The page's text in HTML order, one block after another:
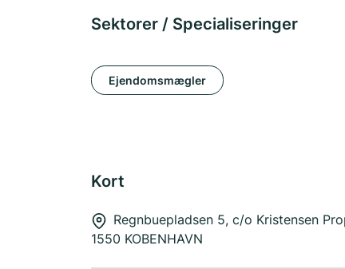
Sektorer / Specialiseringer
Ejendomsmægler
Kort
Regnbuepladsen 5, c/o Kristensen
1550 KOBENHAVN